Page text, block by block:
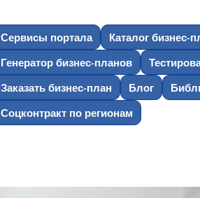
Сервисы портала
Каталог бизнес-
Генератор бизнес-планов
Заказать бизнес-план
Блог
Соцконтракт по регионам